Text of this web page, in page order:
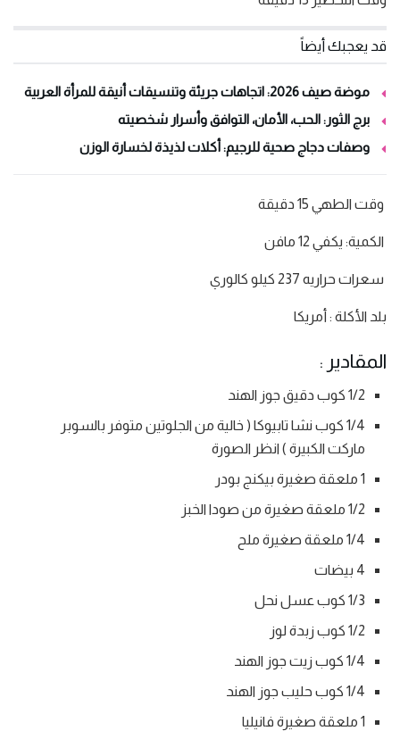
قد يعجبك أيضاً
موضة صيف 2026: اتجاهات جريئة وتنسيقات أنيقة للمرأة العربية
برج الثور: الحب، الأمان، التوافق وأسرار شخصيته
وصفات دجاج صحية للرجيم: أكلات لذيذة لخسارة الوزن
وقت الطهي 15 دقيقة
الكمية: يكفي 12 مافن
سعرات حراريه 237 كيلو كالوري
بلد الأكلة : أمريكا
المقادير :
1/2 كوب دقيق جوز الهند
1/4 كوب نشا تابيوكا ( خالية من الجلوتين متوفر بالسوبر
ماركت الكبيرة ) انظر الصورة
1 ملعقة صغيرة بيكنج بودر
1/2 ملعقة صغيرة من صودا الخبز
1/4 ملعقة صغيرة ملح
4 بيضات
1/3 كوب عسل نحل
1/2 كوب زبدة لوز
1/4 كوب زيت جوز الهند
1/4 كوب حليب جوز الهند
1 ملعقة صغيرة فانيليا